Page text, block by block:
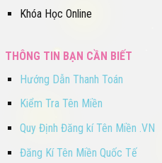
Khóa Học Online
THÔNG TIN BẠN CẦN BIẾT
Hướng Dẫn Thanh Toán
Kiểm Tra Tên Miền
Quy Định Đăng kí Tên Miền .VN
Đăng Kí Tên Miền Quốc Tế